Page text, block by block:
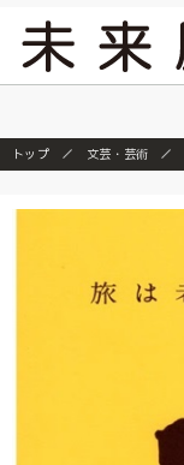
トップ 文芸・芸術